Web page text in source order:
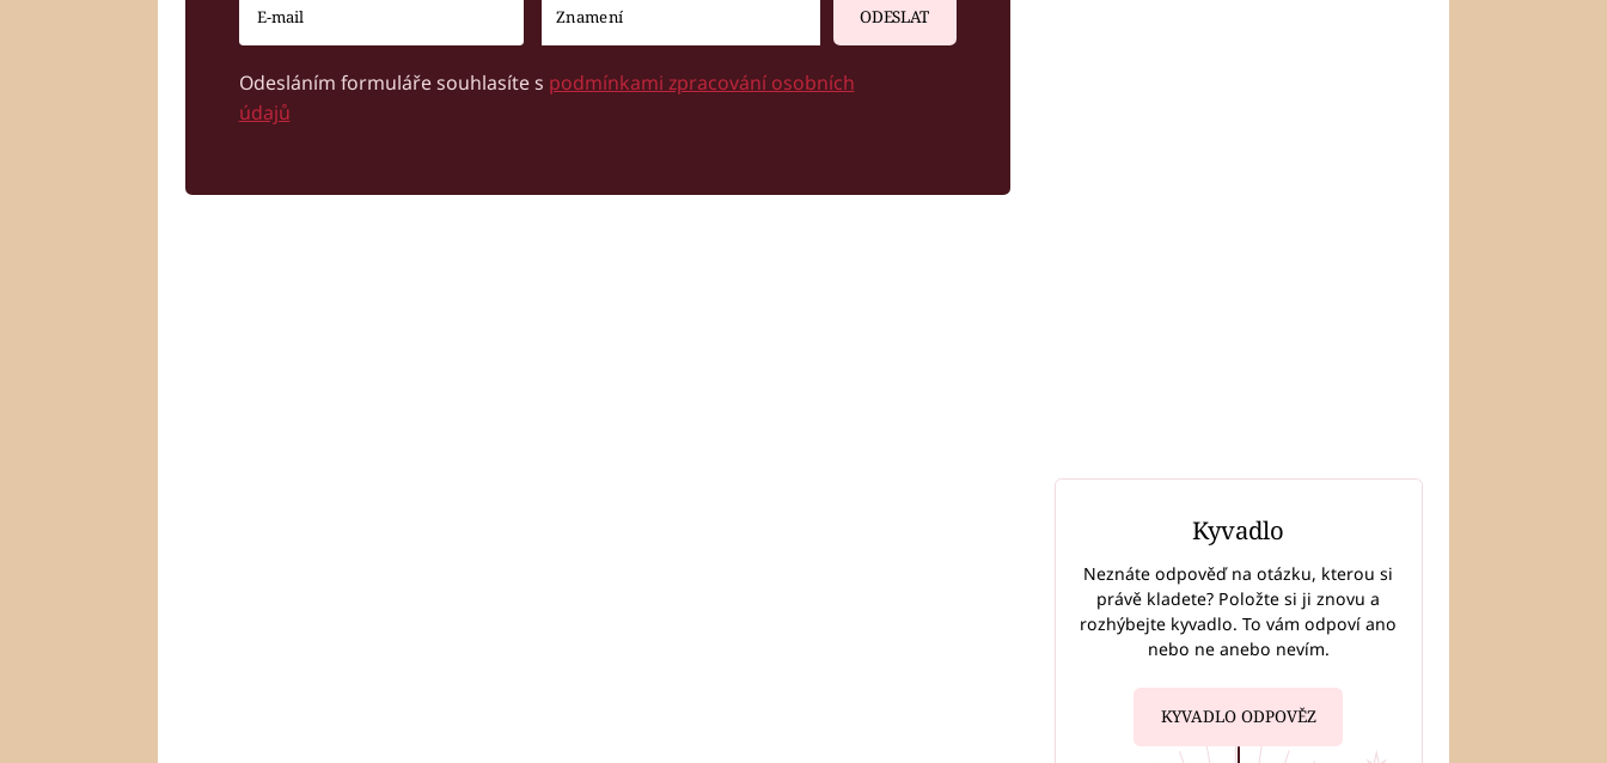
ODESLAT
Odesláním formuláře souhlasíte s podmínkami zpracování osobních
údajů
Kyvadlo
Neznáte odpověď na otázku, kterou si
právě kladete? Položte si ji znovu a
rozhýbejte kyvadlo. To vám odpoví ano
nebo ne anebo nevím.
KYVADLO ODPOVĚZ